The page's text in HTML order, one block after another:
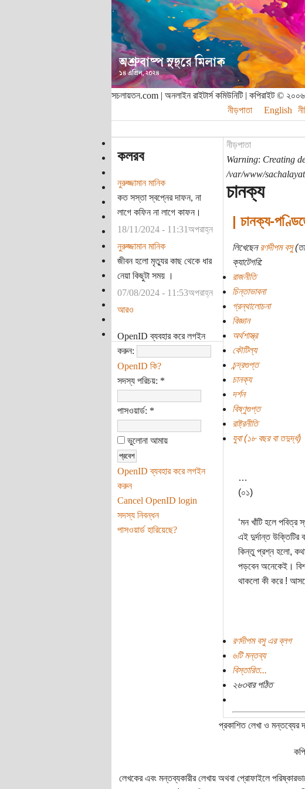
সচলায়তন.com | অনলাইন রাইটার্স কমিউনিটি | কপিরাইট ©
নীড়পাতা
English
কলরব
নুরুজ্জামান মানিক
কত সস্তা স্বপ্নের দাফন, না
লাগে কফিন না লাগে কাফন।
18/11/2024 - 11:31অপরাহ্ন
নুরুজ্জামান মানিক
জীবন হলো মৃত্যুর কাছ থেকে ধার
নেয়া কিছুটা সময় ।
07/08/2024 - 11:53অপরাহ্ন
আরও
OpenID ব্যবহার করে লগইন
করুন:
OpenID কি?
সদস্য পরিচয়: *
পাসওয়ার্ড: *
ভুলোনা আমায়
OpenID ব্যবহার করে লগইন
করুন
Cancel OpenID login
সদস্য নিবন্ধন
পাসওয়ার্ড হারিয়েছে?
নীড়পাতা
Warning: Creating
/var/www/
চানক্য
| চানক্য-
লিখেছেনরণদীপম বসু
ক্যাটেগরি:
রাজনীতি
চিন্তাভাবনা
গ্রন্থালোচনা
বিজ্ঞান
অর্থশাস্ত্র
কৌটিল্য
চন্দ্রগুপ্ত
চানক্য
দর্শন
বিষ্ণুগুপ্ত
রাষ্ট্রনীতি
যুবা (১৮ বছর বা তদুর্দ্ধ)
…
(০১)
‘মন খাঁটি হলে পবিত্র
এই দুর্দান্ত উক্তিটির
কিন্তু প্রশ্ন হলো,
পড়বেন অনেকেই।
থাকলো কী করে !
রণদীপম বসু এর ব্লগ
৬টি মন্তব্য
বিস্তারিত...
২৬৩বার পঠিত
প্রকাশিত লেখা ও মন্তব্যের
লেখকের এবং মন্তব্যকারীর লেখায় অথবা প্রোফাইলে